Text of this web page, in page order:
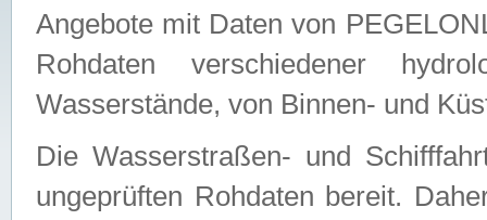
Angebote mit Daten von
Rohdaten verschiedener
Wasserstände, von Binnen- und
Die Wasserstraßen- und
ungeprüften Rohdaten bereit.